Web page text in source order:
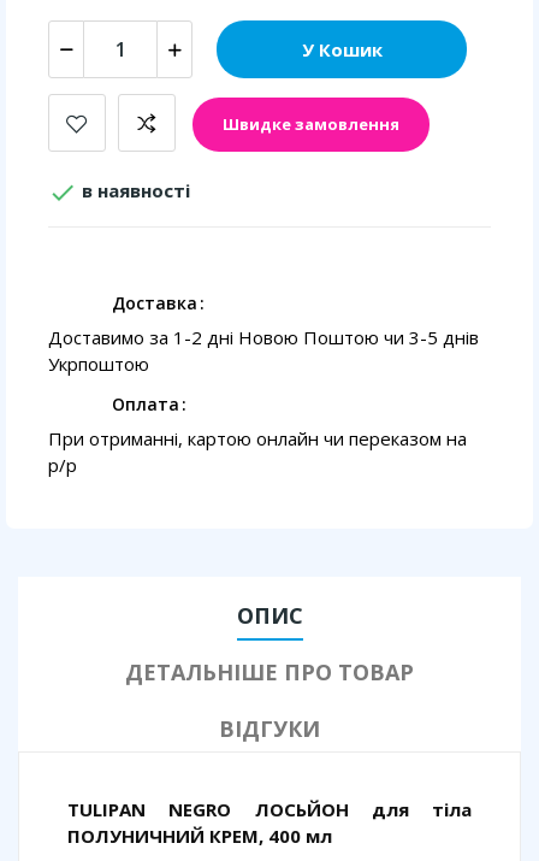
У Кошик
Швидке замовлення
 в наявності
Доставка
Доставимо за 1-2 дні Новою Поштою чи 3-5 днів
Укрпоштою
Оплата
При отриманні, картою онлайн чи переказом на
p/p
ОПИС
ДЕТАЛЬНІШЕ ПРО ТОВАР
ВІДГУКИ
TULIPAN NEGRO ЛОСЬЙОН для тіла
ПОЛУНИЧНИЙ КРЕМ, 400 мл